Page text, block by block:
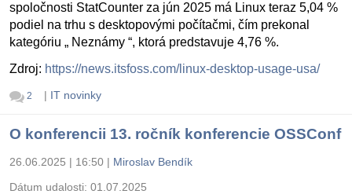
spoločnosti StatCounter za jún 2025 má Linux teraz 5,04 %
podiel na trhu s desktopovými počítačmi, čím prekonal
kategóriu „ Neznámy “, ktorá predstavuje 4,76 %.
Zdroj: https://news.itsfoss.com/linux-desktop-usage-usa/
2 | IT novinky
O konferencii 13. ročník konferencie OSSConf
26.06.2025 | 16:50 | Miroslav Bendík
Dátum udalosti: 01.07.2025